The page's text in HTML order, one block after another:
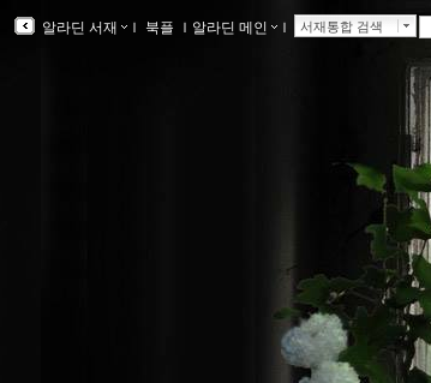
알라딘 서재 ｌ 북플 ｌ 알라딘 메인 ｌ 서재통합 검색